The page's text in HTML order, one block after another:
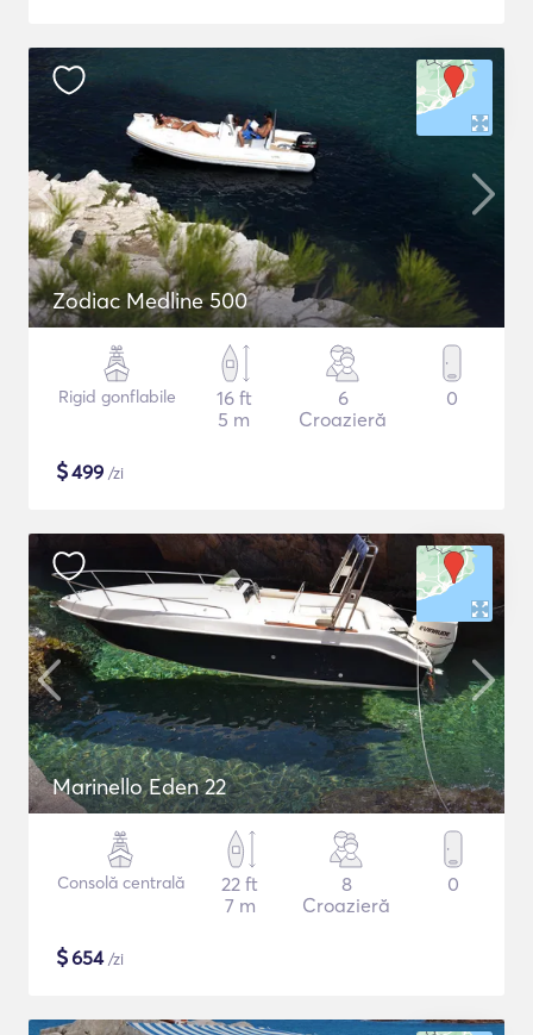
Zodiac Medline 500
Rigid gonflabile
16 ft
5 m
6
Croazieră
0
$499 /zi
Marinello Eden 22
Consolă centrală
22 ft
7 m
8
Croazieră
0
$654/zi